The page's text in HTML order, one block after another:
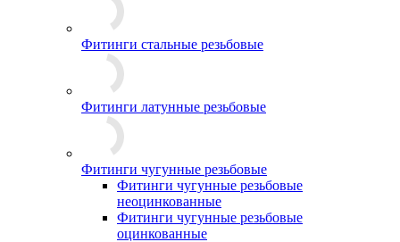
Фитинги стальные резьбовые
Фитинги латунные резьбовые
Фитинги чугунные резьбовые
Фитинги чугунные резьбовые
неоцинкованные
Фитинги чугунные резьбовые
оцинкованные